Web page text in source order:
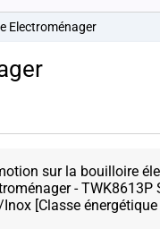
Electroménager
sur la bouilloire
- TWK8613P